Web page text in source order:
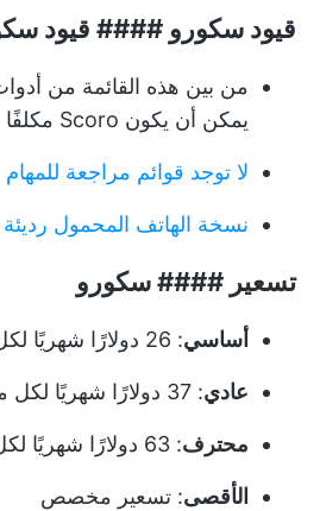
قيود سكورو #### قيود
من بين هذه القائمة من
يمكن أن يكون Scoro مكلفًا
لا توجد قوائم مراجعة للمهام
نسخة الهاتف المحمول رديئة
تسعير #### سكورو
أساسي: 26 دولارًا شهريًا لكل مستخدم
عادي: 37 دولارًا شهريًا لكل مستخدم
محترف: 63 دولارًا شهريًا لكل مستخدم
الأقصى: تسعير مخصص